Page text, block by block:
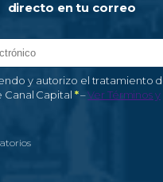
directo en tu correo
tratamiento de datos
y autorizo el tratamiento
Canal Capital *–Campo
Ver Términos y